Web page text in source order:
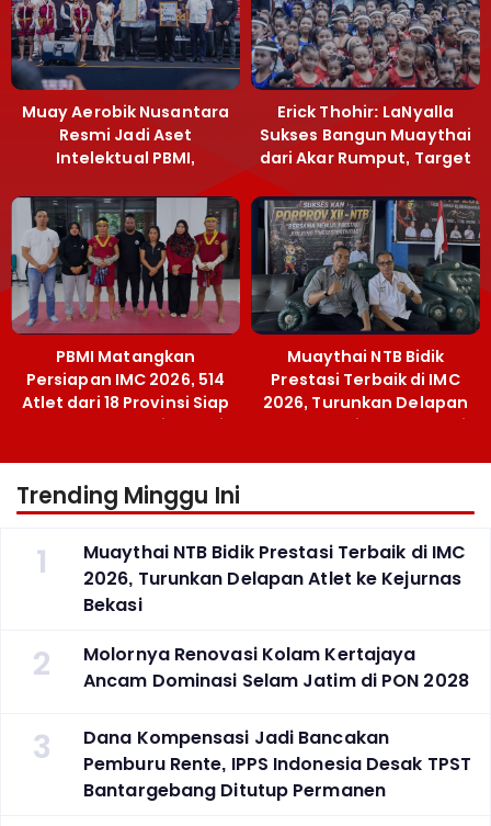
Muay Aerobik Nusantara
Resmi Jadi Aset
Intelektual PBMI,
Terobosan Bangun
Grassroots
Erick Thohir: LaNyalla
Sukses Bangun Muaythai
dari Akar Rumput, Target
PBMI Matangkan
Persiapan IMC 2026, 514
Atlet dari 18 Provinsi Siap
Berlaga Besok di Bekasi
Muaythai NTB Bidik
Prestasi Terbaik di IMC
2026, Turunkan Delapan
Atlet ke Kejurnas Bekasi
Trending Minggu Ini
1
Muaythai NTB Bidik Prestasi Terbaik di IMC
2026, Turunkan Delapan Atlet ke Kejurnas
Bekasi
2
Molornya Renovasi Kolam Kertajaya
Ancam Dominasi Selam Jatim di PON 2028
3
Dana Kompensasi Jadi Bancakan
Pemburu Rente, IPPS Indonesia Desak TPST
Bantargebang Ditutup Permanen